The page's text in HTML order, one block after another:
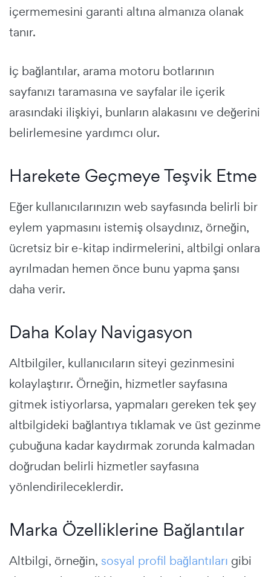
içermemesini garanti altına almanıza olanak
tanır.
İç bağlantılar, arama motoru botlarının
sayfanızı taramasına ve sayfalar ile içerik
arasındaki ilişkiyi, bunların alakasını ve değerini
belirlemesine yardımcı olur.
Harekete Geçmeye Teşvik Etme
Eğer kullanıcılarınızın web sayfasında belirli bir
eylem yapmasını istemiş olsaydınız, örneğin,
ücretsiz bir e-kitap indirmelerini, altbilgi onlara
ayrılmadan hemen önce bunu yapma şansı
daha verir.
Daha Kolay Navigasyon
Altbilgiler, kullanıcıların siteyi gezinmesini
kolaylaştırır. Örneğin, hizmetler sayfasına
gitmek istiyorlarsa, yapmaları gereken tek şey
altbilgideki bağlantıya tıklamak ve üst gezinme
çubuğuna kadar kaydırmak zorunda kalmadan
doğrudan belirli hizmetler sayfasına
yönlendirileceklerdir.
Marka Özelliklerine Bağlantılar
Altbilgi, örneğin, sosyal profil bağlantıları gibi